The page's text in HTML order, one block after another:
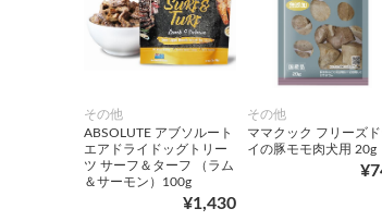
その他
ABSOLUTE アブソルート
エアドライドッグトリー
ツ サーフ＆ターフ （ラム
＆サーモン）100g
¥1,430
その他
ママクック フリーズド
イの豚モモ肉犬用 20g